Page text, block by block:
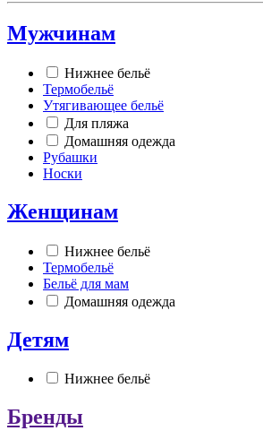
Мужчинам
Нижнее бельё
Термобельё
Утягивающее бельё
Для пляжа
Домашняя одежда
Рубашки
Носки
Женщинам
Нижнее бельё
Термобельё
Бельё для мам
Домашняя одежда
Детям
Нижнее бельё
Бренды